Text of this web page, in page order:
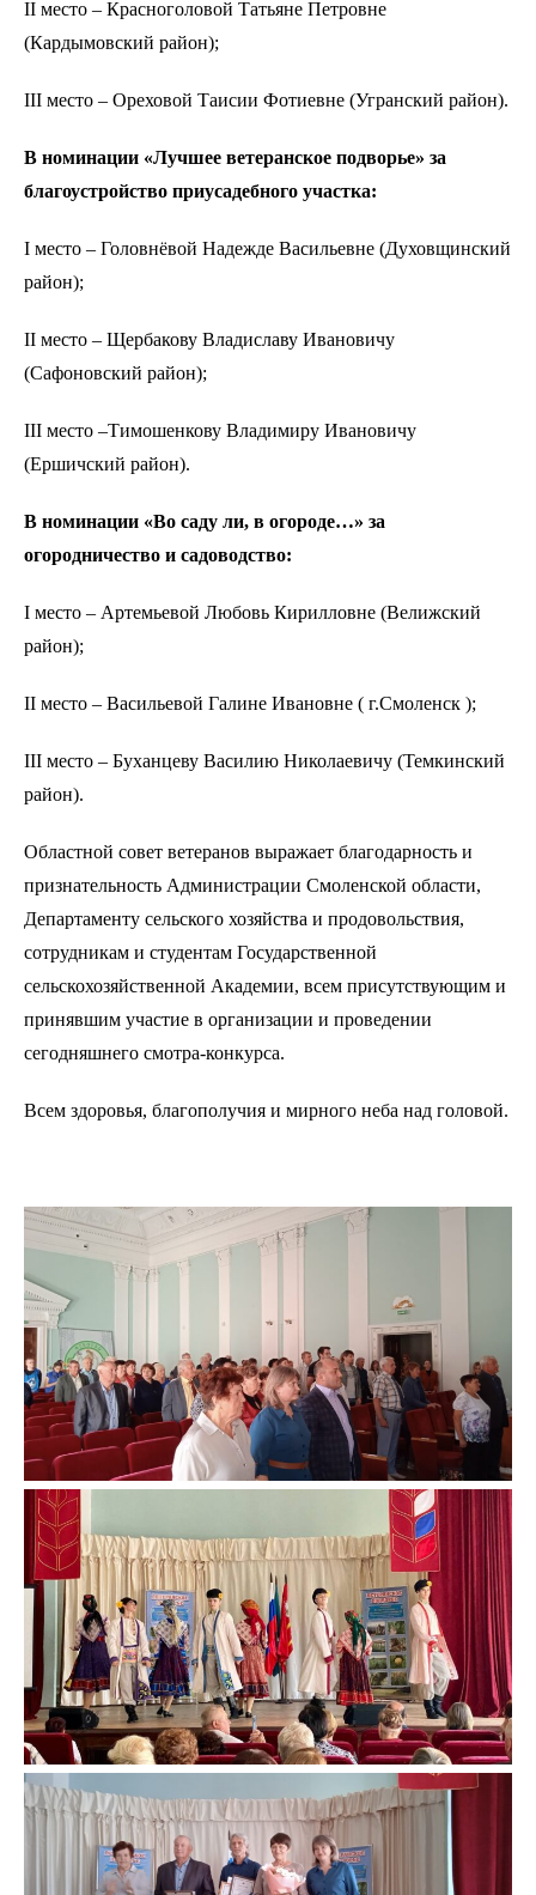
II место – Красноголовой Татьяне Петровне
(Кардымовский район);
III место – Ореховой Таисии Фотиевне (Угранский район).
В номинации «Лучшее ветеранское подворье» за
благоустройство приусадебного участка:
I место – Головнёвой Надежде Васильевне (Духовщинский
район);
II место – Щербакову Владиславу Ивановичу
(Сафоновский район);
III место –Тимошенкову Владимиру Ивановичу
(Ершичский район).
В номинации «Во саду ли, в огороде…» за
огородничество и садоводство:
I место – Артемьевой Любовь Кирилловне (Велижский
район);
II место – Васильевой Галине Ивановне ( г.Смоленск );
III место – Буханцеву Василию Николаевичу (Темкинский
район).
Областной совет ветеранов выражает благодарность и
признательность Администрации Смоленской области,
Департаменту сельского хозяйства и продовольствия,
сотрудникам и студентам Государственной
сельскохозяйственной Академии, всем присутствующим и
принявшим участие в организации и проведении
сегодняшнего смотра-конкурса.
Всем здоровья, благополучия и мирного неба над головой.